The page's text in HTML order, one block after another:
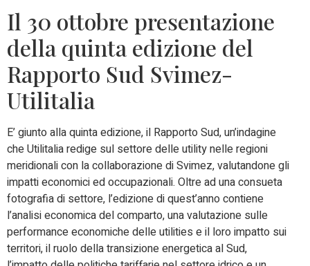
Il 30 ottobre presentazione
della quinta edizione del
Rapporto Sud Svimez-
Utilitalia
E’ giunto alla quinta edizione, il Rapporto Sud, un’indagine
che Utilitalia redige sul settore delle utility nelle regioni
meridionali con la collaborazione di Svimez, valutandone gli
impatti economici ed occupazionali. Oltre ad una consueta
fotografia di settore, l’edizione di quest’anno contiene
l’analisi economica del comparto, una valutazione sulle
performance economiche delle utilities e il loro impatto sui
territori, il ruolo della transizione energetica al Sud,